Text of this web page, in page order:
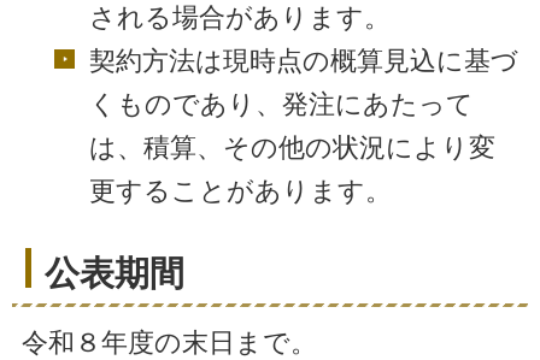
される場合があります。
契約方法は現時点の概算見込に基づ
くものであり、発注にあたって
は、積算、その他の状況により変
更することがあります。
公表期間
令和８年度の末日まで。